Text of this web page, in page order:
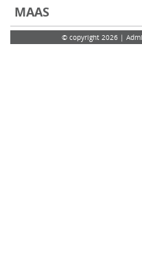
MAAS
© copyright 2026 |